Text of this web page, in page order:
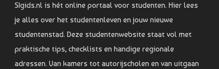
SIgids.nl is hét online portaal voor studenten. Hier lees
je alles over het studentenleven en jouw nieuwe
studentenstad. Deze studentenwebsite staat vol met
praktische tips, checklists en handige regionale
adressen. Van kamers tot autorijscholen en van uitgaan